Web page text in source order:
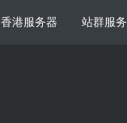
香港服务器 站群服